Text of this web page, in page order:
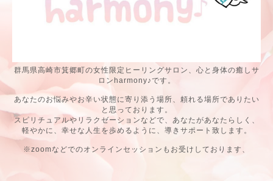
群馬県高崎市箕郷町の女性限定ヒーリングサロン、心と身体の癒しサ
ロンharmony♪です。
あなたのお悩みやお辛い状態に寄り添う場所、頼れる場所でありたい
と思っております。
スピリチュアルやリラクゼーションなどで、あなたがあなたらしく、
軽やかに、幸せな人生を歩めるように、導きサポート致します。
※zoomなどでのオンラインセッションもお受けしております、